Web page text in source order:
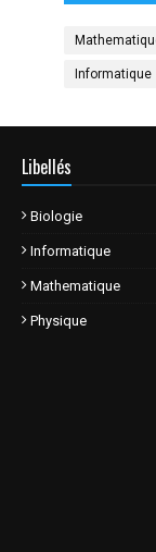
Informatique
Libellés
Biologie
Informatique
Mathematique
Physique